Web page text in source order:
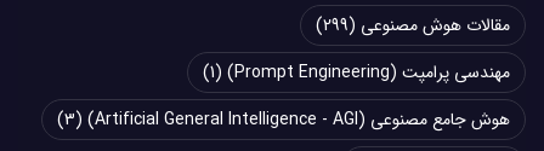
مقالات هوش مصنوعی (299)
مهندسی پرامپت (Prompt Engineering)
(1)
هوش جامع مصنوعی (Artificial General Intelligence - AGI)
(3)